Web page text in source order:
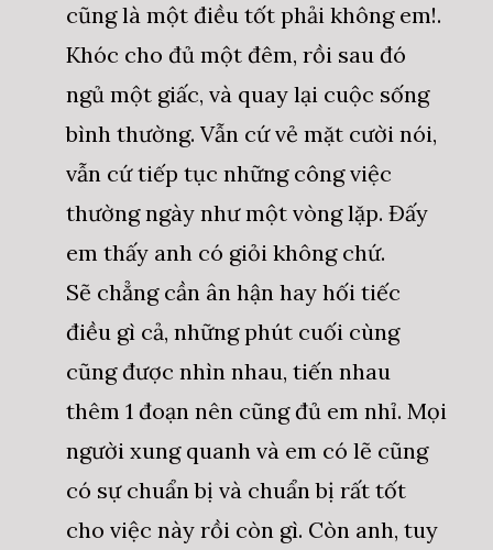
cũng là một điều tốt phải không em!.
Khóc cho đủ một đêm, rồi sau đó
ngủ một giấc, và quay lại cuộc sống
bình thường. Vẫn cứ vẻ mặt cười nói,
vẫn cứ tiếp tục những công việc
thường ngày như một vòng lặp. Đấy
em thấy anh có giỏi không chứ.
Sẽ chẳng cần ân hận hay hối tiếc
điều gì cả, những phút cuối cùng
cũng được nhìn nhau, tiến nhau
thêm 1 đoạn nên cũng đủ em nhỉ. Mọi
người xung quanh và em có lẽ cũng
có sự chuẩn bị và chuẩn bị rất tốt
cho việc này rồi còn gì. Còn anh, tuy